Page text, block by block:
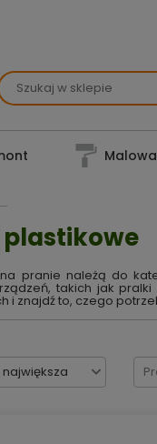
plastikowe
pranie należą do
takich jak
i znajdź to, czego